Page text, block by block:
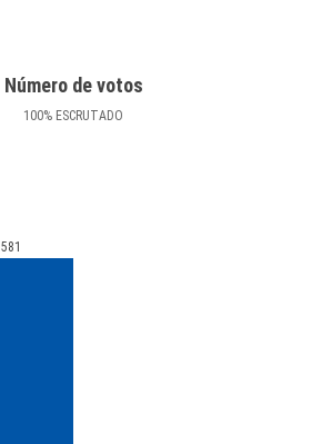
Número de votos
100% ESCRUTADO
581